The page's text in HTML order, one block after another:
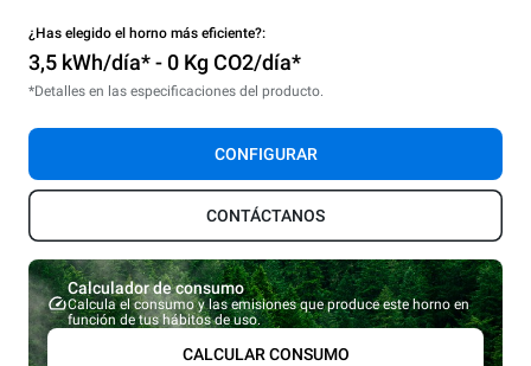
¿Has elegido el horno más eficiente?:
3,5 kWh/día* - 0 Kg CO2/día*
*Detalles en las especificaciones del producto.
CONFIGURAR
CONTÁCTANOS
Calculador de consumo
Calcula el consumo y las emisiones que produce este horno en
función de tus hábitos de uso.
CALCULAR CONSUMO